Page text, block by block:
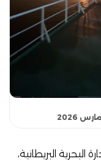
2026
البحرية البريطانية،